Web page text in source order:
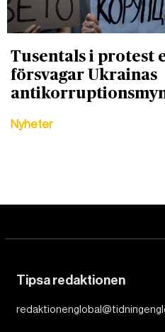
Tusen­tals i protest
försvagar Ukrainas
Nyheter
Tipsa redaktionen